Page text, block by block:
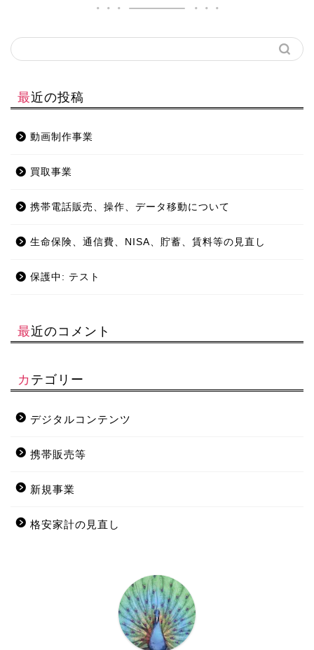
最近の投稿
動画制作事業
買取事業
携帯電話販売、操作、データ移動について
生命保険、通信費、NISA、貯蓄、賃料等の見直し
保護中: テスト
最近のコメント
カテゴリー
デジタルコンテンツ
携帯販売等
新規事業
格安家計の見直し